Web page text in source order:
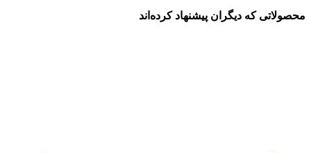
محصولاتی که دیگران پیشنهاد کرده‌اند